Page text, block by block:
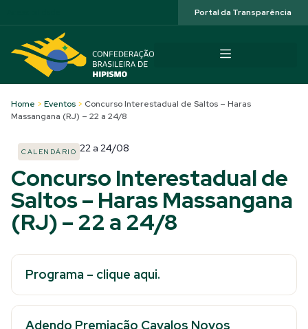
Portal da Transparência
Home > Eventos > Concurso Interestadual de Saltos – Haras
Massangana (RJ) – 22 a 24/8
CALENDÁRIO 22 a 24/08
Concurso Interestadual de
Saltos – Haras Massangana
(RJ) – 22 a 24/8
Programa – clique aqui.
Adendo Premiação Cavalos Novos